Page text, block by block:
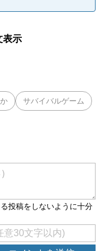
表示
サバイバルゲーム